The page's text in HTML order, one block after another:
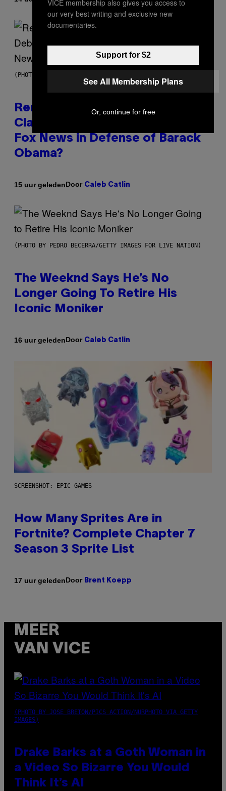
(PHOTO BY TIM MOSENFELDER/GETTY IMAGES)
Remember the Time Jeezy
Clapped Back at Bill O’Reilly and
Fox News in Defense of Barack
Obama?
15 uur geledenDoor Caleb Catlin
(PHOTO BY PEDRO BECERRA/GETTY IMAGES FOR LIVE NATION)
The Weeknd Says He’s No
Longer Going To Retire His
Iconic Moniker
16 uur geledenDoor Caleb Catlin
SCREENSHOT: EPIC GAMES
How Many Sprites Are in
Fortnite? Complete Chapter 7
Season 3 Sprite List
17 uur geledenDoor Brent Koepp
MEER
VAN VICE
(PHOTO BY JOSE BRETON/PICS ACTION/NURPHOTO VIA GETTY
IMAGES)
Drake Barks at a Goth Woman in
a Video So Bizarre You Would
Think It’s AI
VICE membership also gives you access to
our very best writing and exclusive new
documentaries.
Support for $2
See All Membership Plans
Or, continue for free